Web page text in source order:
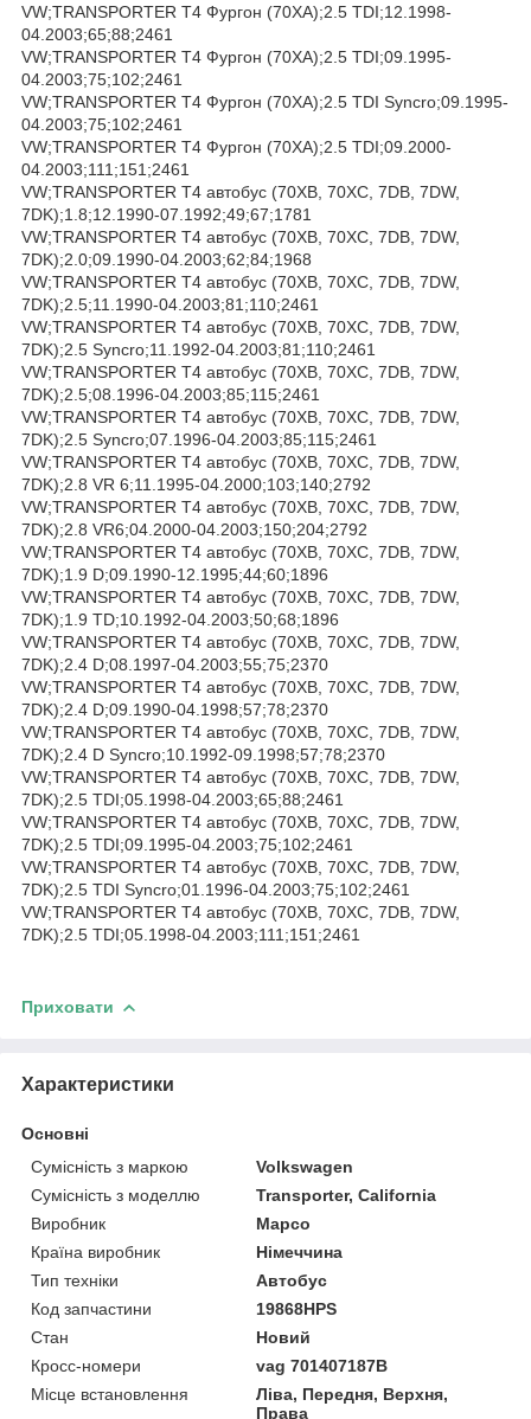
VW;TRANSPORTER T4 Фургон (70XA);2.5 TDI;12.1998-
04.2003;65;88;2461
VW;TRANSPORTER T4 Фургон (70XA);2.5 TDI;09.1995-
04.2003;75;102;2461
VW;TRANSPORTER T4 Фургон (70XA);2.5 TDI Syncro;09.1995-
04.2003;75;102;2461
VW;TRANSPORTER T4 Фургон (70XA);2.5 TDI;09.2000-
04.2003;111;151;2461
VW;TRANSPORTER T4 автобус (70XB, 70XC, 7DB, 7DW,
7DK);1.8;12.1990-07.1992;49;67;1781
VW;TRANSPORTER T4 автобус (70XB, 70XC, 7DB, 7DW,
7DK);2.0;09.1990-04.2003;62;84;1968
VW;TRANSPORTER T4 автобус (70XB, 70XC, 7DB, 7DW,
7DK);2.5;11.1990-04.2003;81;110;2461
VW;TRANSPORTER T4 автобус (70XB, 70XC, 7DB, 7DW,
7DK);2.5 Syncro;11.1992-04.2003;81;110;2461
VW;TRANSPORTER T4 автобус (70XB, 70XC, 7DB, 7DW,
7DK);2.5;08.1996-04.2003;85;115;2461
VW;TRANSPORTER T4 автобус (70XB, 70XC, 7DB, 7DW,
7DK);2.5 Syncro;07.1996-04.2003;85;115;2461
VW;TRANSPORTER T4 автобус (70XB, 70XC, 7DB, 7DW,
7DK);2.8 VR 6;11.1995-04.2000;103;140;2792
VW;TRANSPORTER T4 автобус (70XB, 70XC, 7DB, 7DW,
7DK);2.8 VR6;04.2000-04.2003;150;204;2792
VW;TRANSPORTER T4 автобус (70XB, 70XC, 7DB, 7DW,
7DK);1.9 D;09.1990-12.1995;44;60;1896
VW;TRANSPORTER T4 автобус (70XB, 70XC, 7DB, 7DW,
7DK);1.9 TD;10.1992-04.2003;50;68;1896
VW;TRANSPORTER T4 автобус (70XB, 70XC, 7DB, 7DW,
7DK);2.4 D;08.1997-04.2003;55;75;2370
VW;TRANSPORTER T4 автобус (70XB, 70XC, 7DB, 7DW,
7DK);2.4 D;09.1990-04.1998;57;78;2370
VW;TRANSPORTER T4 автобус (70XB, 70XC, 7DB, 7DW,
7DK);2.4 D Syncro;10.1992-09.1998;57;78;2370
VW;TRANSPORTER T4 автобус (70XB, 70XC, 7DB, 7DW,
7DK);2.5 TDI;05.1998-04.2003;65;88;2461
VW;TRANSPORTER T4 автобус (70XB, 70XC, 7DB, 7DW,
7DK);2.5 TDI;09.1995-04.2003;75;102;2461
VW;TRANSPORTER T4 автобус (70XB, 70XC, 7DB, 7DW,
7DK);2.5 TDI Syncro;01.1996-04.2003;75;102;2461
VW;TRANSPORTER T4 автобус (70XB, 70XC, 7DB, 7DW,
7DK);2.5 TDI;05.1998-04.2003;111;151;2461
Приховати
Характеристики
Основні
Сумісність з маркою
Volkswagen
Сумісність з моделлю
Transporter, California
Виробник
Mapco
Країна виробник
Німеччина
Тип техніки
Автобус
Код запчастини
19868HPS
Стан
Новий
Кросс-номери
vag 701407187B
Місце встановлення
Ліва, Передня, Верхня,
Права